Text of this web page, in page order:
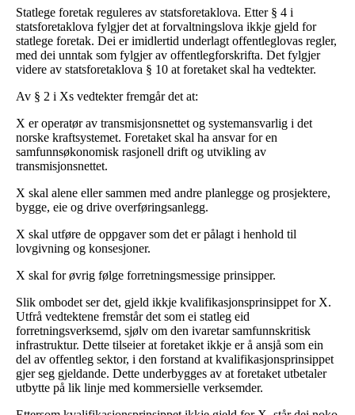
Statlege foretak reguleres av statsforetaklova. Etter § 4 i
statsforetaklova fylgjer det at forvaltningslova ikkje gjeld for
statlege foretak. Dei er imidlertid underlagt offentleglovas regler,
med dei unntak som fylgjer av offentlegforskrifta. Det fylgjer
videre av statsforetaklova § 10 at foretaket skal ha vedtekter.
Av § 2 i Xs vedtekter fremgår det at:
X er operatør av transmisjonsnettet og systemansvarlig i det
norske kraftsystemet. Foretaket skal ha ansvar for en
samfunnsøkonomisk rasjonell drift og utvikling av
transmisjonsnettet.
X skal alene eller sammen med andre planlegge og prosjektere,
bygge, eie og drive overføringsanlegg.
X skal utføre de oppgaver som det er pålagt i henhold til
lovgivning og konsesjoner.
X skal for øvrig følge forretningsmessige prinsipper.
Slik ombodet ser det, gjeld ikkje kvalifikasjonsprinsippet for X.
Utfrå vedtektene fremstår det som ei statleg eid
forretningsverksemd, sjølv om den ivaretar samfunnskritisk
infrastruktur. Dette tilseier at foretaket ikkje er å ansjå som ein
del av offentleg sektor, i den forstand at kvalifikasjonsprinsippet
gjer seg gjeldande. Dette underbygges av at foretaket utbetaler
utbytte på lik linje med kommersielle verksemder.